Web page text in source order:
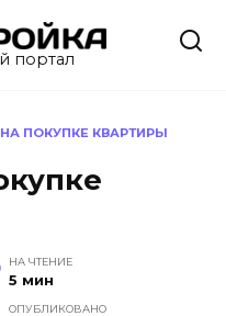
портал
ПОКУПКЕ КВАРТИРЫ
НА ЧТЕНИЕ
5 мин
ОПУБЛИКОВАНО